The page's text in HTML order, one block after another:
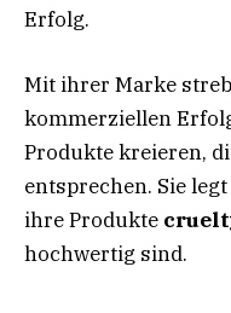
Erfolg.
Mit ihrer Marke
kommerziellen
Produkte kreieren,
entsprechen. Sie
ihre Produkte
hochwertig sind.